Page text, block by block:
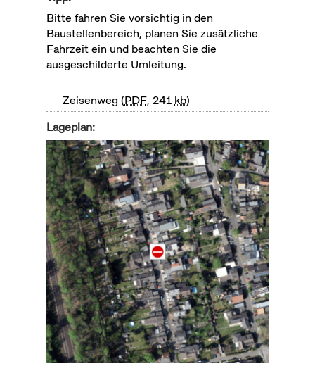
Bitte fahren Sie vorsichtig in den
Baustellenbereich, planen Sie zusätzliche
Fahrzeit ein und beachten Sie die
ausgeschilderte Umleitung.
Zeisenweg PDF, 241 kb
Lageplan: